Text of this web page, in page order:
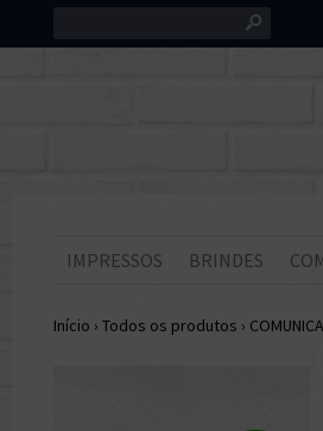
s
IMPRESSOS BRINDES
Início › Todos os produtos ›